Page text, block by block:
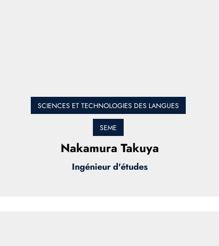
SCIENCES ET TECHNOLOGIES DES LANGUES
SEME
Nakamura Takuya
Ingénieur d'études